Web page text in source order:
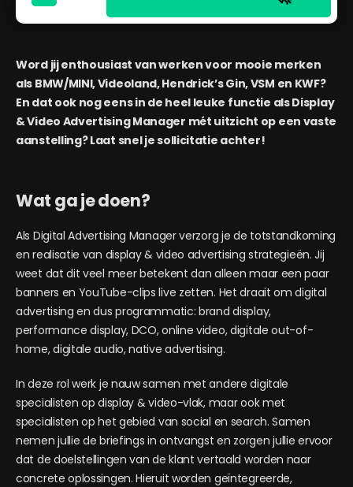
Word jij enthousiast van werken voor mooie merken
als BMW/MINI, Videoland, Hendrick’s Gin, VSM en KWF?
En dat ook nog eens in de heel leuke functie als Display
& Video Advertising Manager mét uitzicht op een vaste
aanstelling? Laat snel je sollicitatie achter!
Wat ga je doen?
Als Digital Advertising Manager verzorg je de totstandkoming
en realisatie van display & video advertising strategieën. Jij
weet dat dit veel meer betekent dan alleen maar een paar
banners en YouTube-clips live zetten. Het draait om digital
advertising en dus programmatic: brand display,
performance display, DCO, online video, digitale out-of-
home, digitale audio, native advertising.
In deze rol werk je nauw samen met andere digitale
specialisten op display & video-vlak, maar ook met
specialisten op het gebied van social en search. Samen
nemen jullie de briefings in ontvangst en zorgen jullie ervoor
dat de doelstellingen van de klant vertaald worden naar
concrete oplossingen. Hieruit worden geïntegreerde,